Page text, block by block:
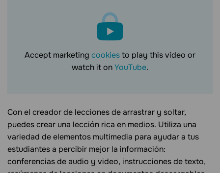
Accept marketing cookiesto play this video or
watch it onYouTube.
Con el creador de lecciones de arrastrar y soltar,
puedes crear una lección rica en medios. Utiliza una
variedad de elementos multimedia para ayudar a tus
estudiantes a percibir mejor la información:
conferencias de audio y video, instrucciones de texto,